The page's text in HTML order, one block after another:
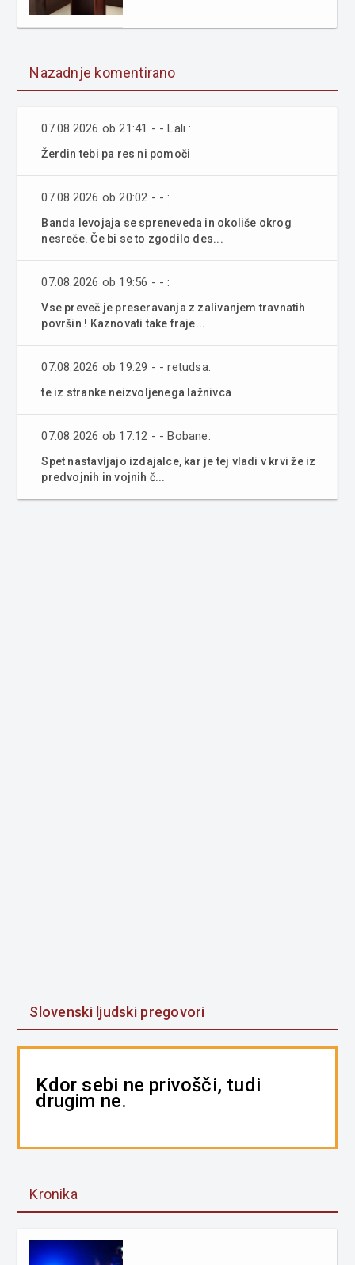
Nazadnje komentirano
07.08.2026 ob 21:41 - - Lali :
Žerdin tebi pa res ni pomoči
07.08.2026 ob 20:02 - - :
Banda levojaja se spreneveda in okoliše okrog
nesreče. Če bi se to zgodilo des...
07.08.2026 ob 19:56 - - :
Vse preveč je preseravanja z zalivanjem travnatih
površin ! Kaznovati take fraje...
07.08.2026 ob 19:29 - - retudsa:
te iz stranke neizvoljenega lažnivca
07.08.2026 ob 17:12 - - Bobane:
Spet nastavljajo izdajalce, kar je tej vladi v krvi že iz
predvojnih in vojnih č...
Slovenski ljudski pregovori
Kdor sebi ne privošči, tudi
drugim ne.
Kronika